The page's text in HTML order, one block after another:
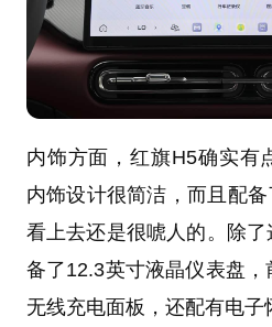
内饰方面，红旗H5确实有
内饰设计很简洁，而且配备
看上去还是很唬人的。除
备了12.3英寸液晶仪表盘
无线充电面板，还配有电子